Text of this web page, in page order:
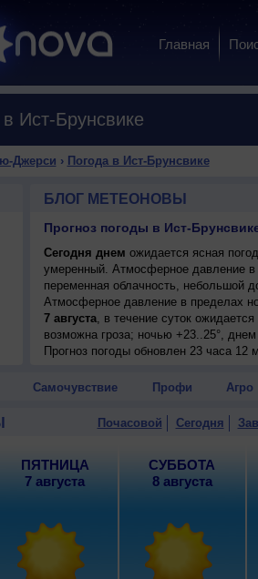
Главная
Ист-Брунсвике
Джерси › Погода в Ист-Брунсвике
БЛОГ МЕТЕОНОВЫ
Прогноз погоды в Ист-
Сегодня днем ожидается ясная
умеренный. Атмосферное давление
переменная облачность, небольшой
Атмосферное давление в пределах
7 августа, в течение суток
возможна гроза; ночью +23..25°,
8 августа, ожидается малооблачная
9 августа, в течение суток
10 августа, ожидается малооблачная
ночью +23..25°, днем +32..34°, ветер
Прогноз погоды обновлен 23 часа 12
Самочувствие Профи Агро
Почасовой Сегодня
ПЯТНИЦА
7 августа
СУББОТА
8 августа